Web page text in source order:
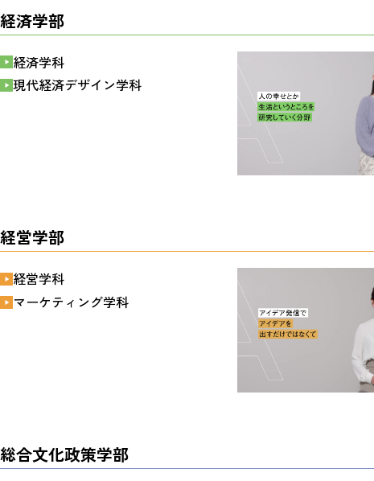
経済学部
経済学科
現代経済デザイン学科
経営学部
経営学科
マーケティング学科
総合文化政策学部